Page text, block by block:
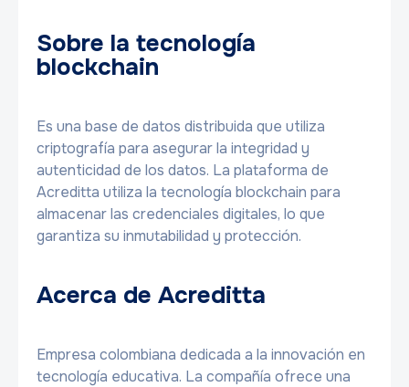
Sobre la tecnología
blockchain
Es una base de datos distribuida que utiliza
criptografía para asegurar la integridad y
autenticidad de los datos. La plataforma de
Acreditta utiliza la tecnología blockchain para
almacenar las credenciales digitales, lo que
garantiza su inmutabilidad y protección.
Acerca de Acreditta
Empresa colombiana dedicada a la innovación en
tecnología educativa. La compañía ofrece una